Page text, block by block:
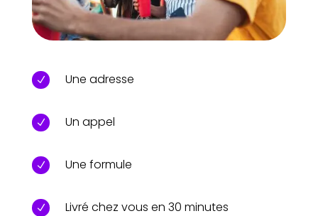
N Une adresse
N Un appel
N Une formule
N Livré chez vous en 30 minutes